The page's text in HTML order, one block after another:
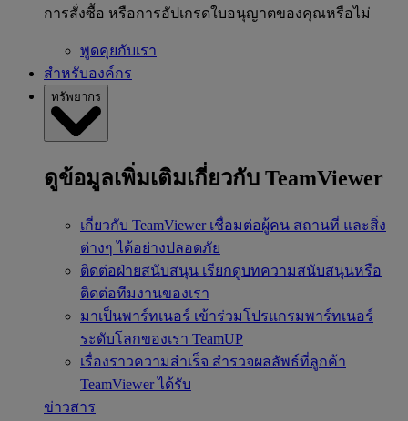
การสั่งซื้อ หรือการอัปเกรดใบอนุญาตของคุณหรือไม่
พูดคุยกับเรา
สำหรับองค์กร
ทรัพยากร
ดูข้อมูลเพิ่มเติมเกี่ยวกับ TeamViewer
เกี่ยวกับ TeamViewer เชื่อมต่อผู้คน สถานที่ และสิ่ง
ต่างๆ ได้อย่างปลอดภัย
ติดต่อฝ่ายสนับสนุน เรียกดูบทความสนับสนุนหรือ
ติดต่อทีมงานของเรา
มาเป็นพาร์ทเนอร์ เข้าร่วมโปรแกรมพาร์ทเนอร์
ระดับโลกของเรา TeamUP
เรื่องราวความสำเร็จ สำรวจผลลัพธ์ที่ลูกค้า
TeamViewer ได้รับ
ข่าวสาร